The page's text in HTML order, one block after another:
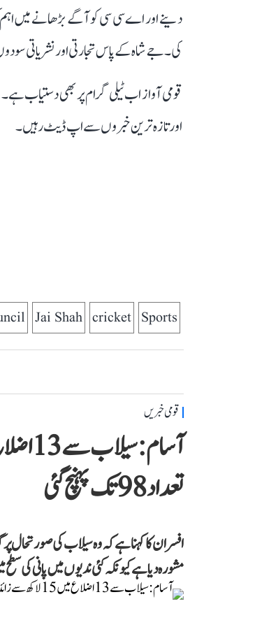
دینے اور اے سی سی کو آگے بڑھانے میں اہم
کی۔ جے شاہ کے پاس تجارتی اور نشریاتی
قومی آواز اب ٹیلی گرام پر بھی دستیاب
اور تازہ ترین خبروں سے اپ ڈیٹ رہیں۔
Sports
cricket
Jai Shah
قومی خبریں
تعداد 98 تک پہنچ گئی
افسران کا کہنا ہے کہ وہ سیلاب کی
مشورہ دیا ہے کیونکہ کئی ندیوں میں پانی کی